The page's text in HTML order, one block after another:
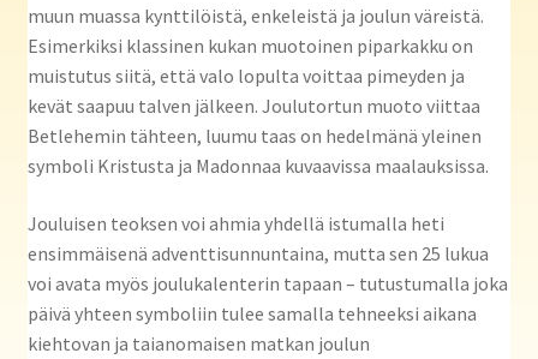
muun muassa kynttilöistä, enkeleistä ja joulun väreistä.
Esimerkiksi klassinen kukan muotoinen piparkakku on
muistutus siitä, että valo lopulta voittaa pimeyden ja
kevät saapuu talven jälkeen. Joulutortun muoto viittaa
Betlehemin tähteen, luumu taas on hedelmänä yleinen
symboli Kristusta ja Madonnaa kuvaavissa maalauksissa.
Jouluisen teoksen voi ahmia yhdellä istumalla heti
ensimmäisenä adventtisunnuntaina, mutta sen 25 lukua
voi avata myös joulukalenterin tapaan – tutustumalla joka
päivä yhteen symboliin tulee samalla tehneeksi aikana
kiehtovan ja taianomaisen matkan joulun